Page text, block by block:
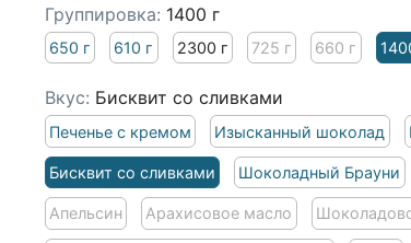
Группировка: 1400 г
650 г 610 г 2300 г 725 г 660 г
Вкус: Бисквит со сливками
Печенье с кремом Изысканный шоколад
Бисквит со сливками Шоколадный Брауни
Апельсин Арахисовое масло